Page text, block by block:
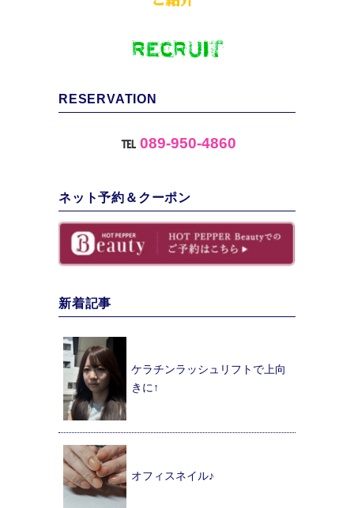
RESERVATION
℡ 089-950-4860
ネット予約＆クーポン
新着記事
ケラチンラッシュリフトで上向
きに↑
オフィスネイル♪